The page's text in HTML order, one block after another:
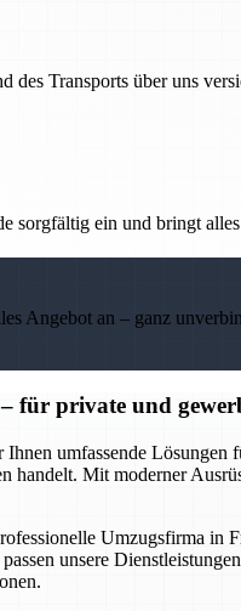
des Transports über uns
sorgfältig ein und bringt
Angebot an – ganz
für private und
umfassende
handelt. Mit moderner
Umzugsfirma
unsere